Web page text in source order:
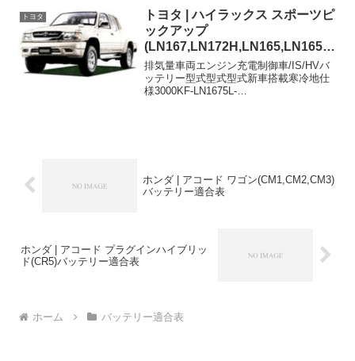
26B17L44B20L6...
トヨタ
トヨタ | ハイラックス スポーツピ
ックアップ
(LN167,LN172H,LN165,LN165H,
LN170H,RZN167,RZN147,RZN1
52H)バッテリー適合表
排気量車両エンジン充電制御車/IS/HVバ
ッテリー型式型式型式新車搭載寒冷地仕
様3000KF-LN1675L-
ホンダ | アコード ワゴン(CM1,CM2,CM3)
バッテリー適合表
ホンダ | アコード プラグインハイブリッ
ド(CR5)バッテリー適合表
ホーム バッテリー適合表